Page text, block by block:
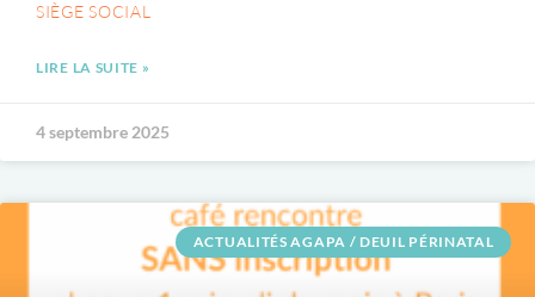
SIÈGE SOCIAL
LIRE LA SUITE »
4 septembre 2025
ACTUALITÉS AGAPA / DEUIL PÉRINATAL